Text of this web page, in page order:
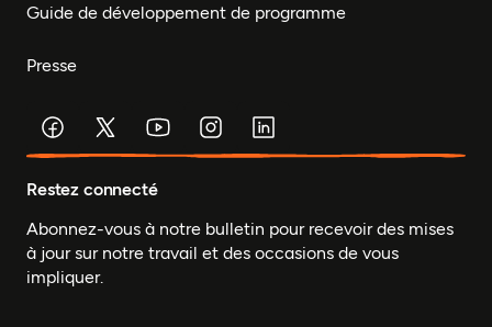
Guide de développement de programme
Presse
Restez connecté
Abonnez-vous à notre bulletin pour recevoir des mises
à jour sur notre travail et des occasions de vous
impliquer.